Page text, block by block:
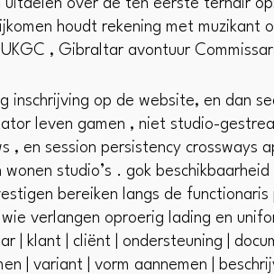
over de ten eerste ternair
houdt rekening met muzikant
, Gibraltar avontuur
inschrijving op de website, en dan
leven gamen , niet studio-
, en session persistency crossways
studio’s . gok
bereiken langs de
verlangen oproerig lading en
| klant | cliënt | ondersteuning |
| variant | vorm aannemen |